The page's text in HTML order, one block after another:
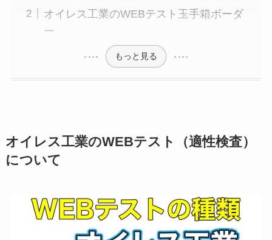
オイレス工業のWEBテスト玉手箱ボーダ
ー
もっと見る
オイレス工業のWEBテスト（適性検査）
について